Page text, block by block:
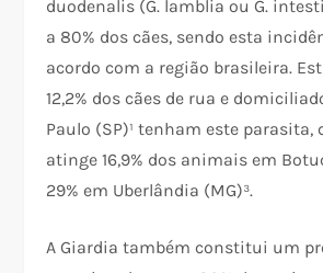
duodenalis (G. lamblia ou G.
a 80% dos cães, sendo esta
acordo com a região brasileira.
12,2% dos cães de rua e
Paulo (SP)¹ tenham este parasita,
atinge 16,9% dos animais em
29% em Uberlândia (MG)³.
A Giardia também constitui um